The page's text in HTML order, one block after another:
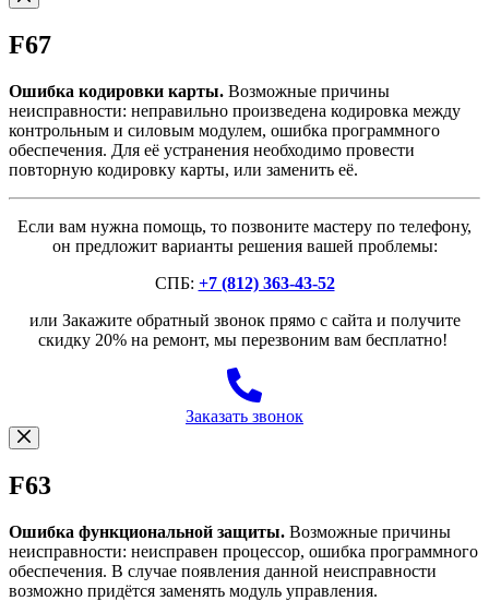
F67
Ошибка кодировки карты. Возможные причины
неисправности: неправильно произведена кодировка между
контрольным и силовым модулем, ошибка программного
обеспечения. Для её устранения необходимо провести
повторную кодировку карты, или заменить её.
Если вам нужна помощь, то позвоните мастеру по телефону,
он предложит варианты решения вашей проблемы:
СПБ: +7 (812) 363-43-52
или Закажите обратный звонок прямо с сайта и получите
скидку 20% на ремонт, мы перезвоним вам бесплатно!
Заказать звонок
F63
Ошибка функциональной защиты. Возможные причины
неисправности: неисправен процессор, ошибка программного
обеспечения. В случае появления данной неисправности
возможно придётся заменять модуль управления.